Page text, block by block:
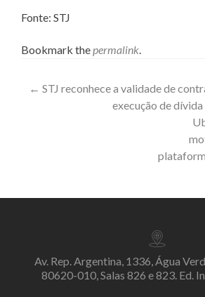
Fonte: STJ
Bookmark thepermalink.
Post
navigation
← STJ reconhece a validade de
execução de dívida
Av. Rep. Argentina, 1336, Água
80620-010, Salas 826 e 823. Ed.